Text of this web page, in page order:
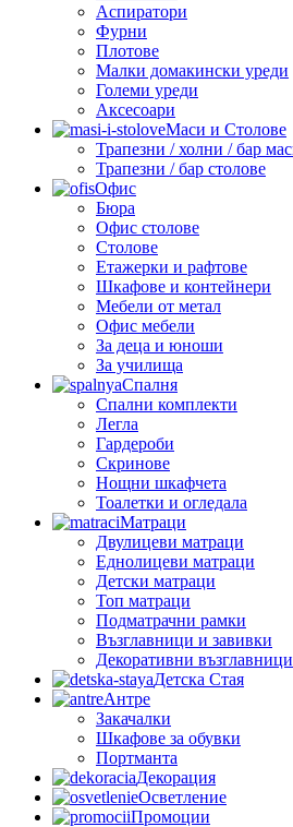
Аспиратори
Фурни
Плотове
Малки домакински уреди
Големи уреди
Аксесоари
Маси и Столове
Трапезни / холни / бар
Трапезни / бар столове
Офис
Бюра
Офис столове
Столове
Етажерки и рафтове
Шкафове и контейнери
Мебели от метал
Офис мебели
За деца и юноши
За училища
Спалня
Спални комплекти
Легла
Гардероби
Скринове
Нощни шкафчета
Тоалетки и огледала
Матраци
Двулицеви матраци
Еднолицеви матраци
Детски матраци
Топ матраци
Подматрачни рамки
Възглавници и завивки
Декоративни възглавници
Детска Стая
Антре
Закачалки
Шкафове за обувки
Портманта
Декорация
Осветление
Промоции